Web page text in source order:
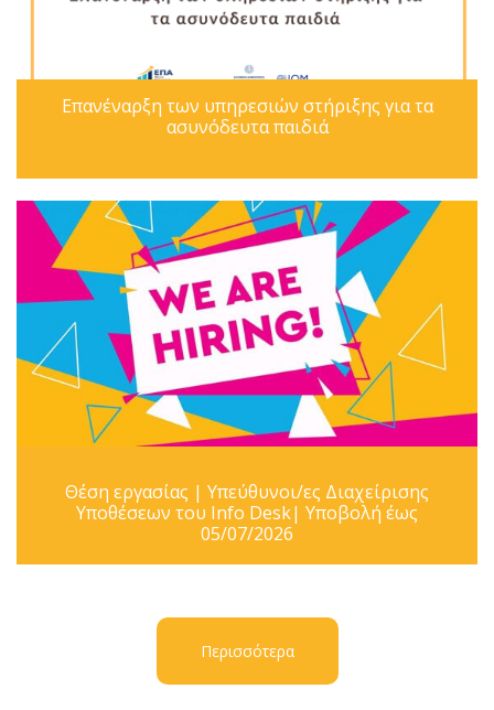
Επανέναρξη των υπηρεσιών στήριξης για τα
ασυνόδευτα παιδιά
Θέση εργασίας | Υπεύθυνοι/ες Διαχείρισης
Υποθέσεων του Info Desk| Υποβολή έως
05/07/2026
Περισσότερα